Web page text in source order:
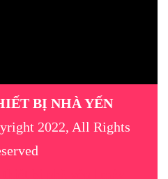
BỊ NHÀ YẾN
2022, All Rights